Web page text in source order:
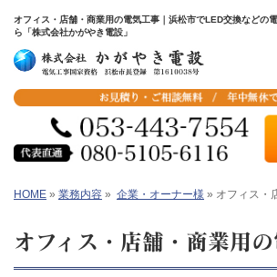
オフィス・店舗・商業用の電気工事｜浜松市でLED交換などの
ら「株式会社かがやき電設」
HOME » 業務内容 » 企業・オーナー様 » オフィス・
オフィス・店舗・商業用